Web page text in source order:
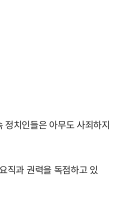
치인들은 아무도 사죄하지
직과 권력을 독점하고 있